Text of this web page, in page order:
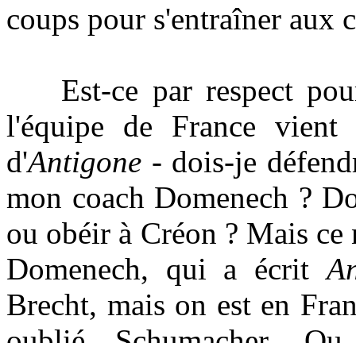
coups pour s'entraîner aux
Est-ce par respect
l'équipe de France
d'Antigone - dois-je
mon coach Domenech ?
ou obéir à Créon ? Mais ce
Domenech, qui a écrit
Brecht, mais on est en